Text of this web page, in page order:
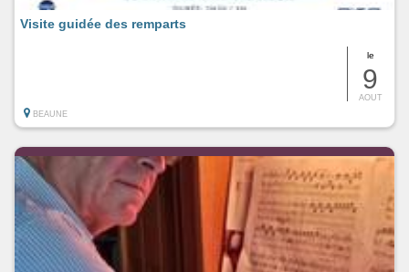
le
9
AOUT
Visite guidée des remparts
BEAUNE